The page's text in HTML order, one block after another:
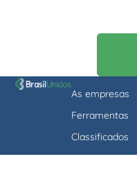
As empresas
Ferramentas
Classificados